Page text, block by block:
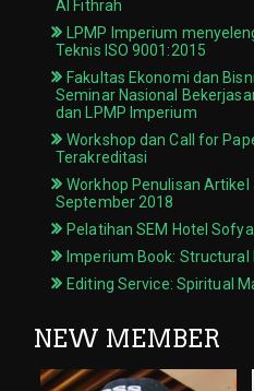
Al Fithrah
LPMP Imperium
Teknis ISO 9001:2015
Fakultas Ekonomi dan
Seminar Nasional
dan LPMP Imperium
Workshop dan Call for
Terakreditasi
Workhop Penulisan
September 2018
Pelatihan SEM Hotel
Imperium Book: Structural
Editing Service: Spiritual
NEW MEMBER